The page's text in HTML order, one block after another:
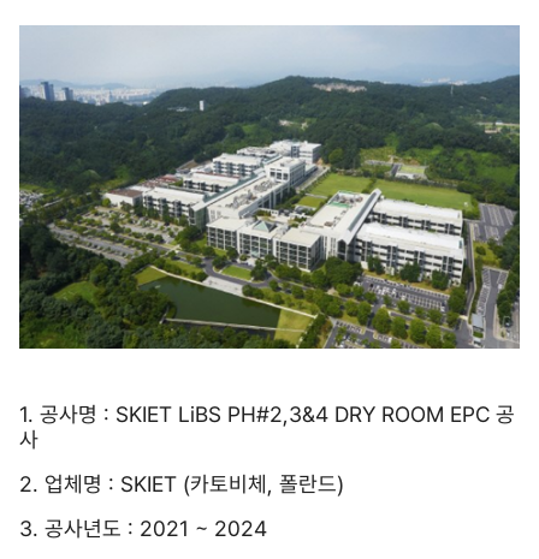
1. 공사명 : SKIET LiBS PH#2,3&4 DRY ROOM EPC 공
사
2. 업체명 : SKIET (카토비체, 폴란드)
3. 공사년도 : 2021 ~ 2024